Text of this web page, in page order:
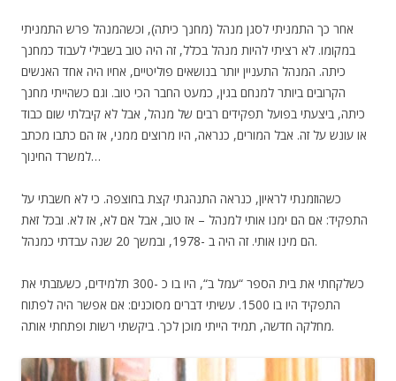
אחר כך התמניתי לסגן מנהל (מחנך כיתה), וכשהמנהל פרש התמניתי
במקומו. לא רציתי להיות מנהל בכלל, זה היה טוב בשבילי לעבוד כמחנך
כיתה. המנהל התעניין יותר בנושאים פוליטיים, אחיו היה אחד האנשים
הקרובים ביותר למנחם בגין, כמעט החבר הכי טוב. וגם כשהייתי מחנך
כיתה, ביצעתי בפועל תפקידים רבים של מנהל, אבל לא קיבלתי שום כבוד
או עונש על זה. אבל המורים, כנראה, היו מרוצים ממני, אז הם כתבו מכתב
למשרד החינוך…
כשהוזמנתי לראיון, כנראה התנהגתי קצת בחוצפה. כי לא חשבתי על
התפקיד: אם הם ימנו אותי למנהל – אז טוב, אבל אם לא, אז לא. ובכל זאת
הם מינו אותי. זה היה ב -1978, ובמשך 20 שנה עבדתי כמנהל.
כשלקחתי את בית הספר “עמל ב“, היו בו כ -300 תלמידים, כשעזבתי את
התפקיד היו בו 1500. עשיתי דברים מסוכנים: אם אפשר היה לפתוח
מחלקה חדשה, תמיד הייתי מוכן לכך. ביקשתי רשות ופתחתי אותה.